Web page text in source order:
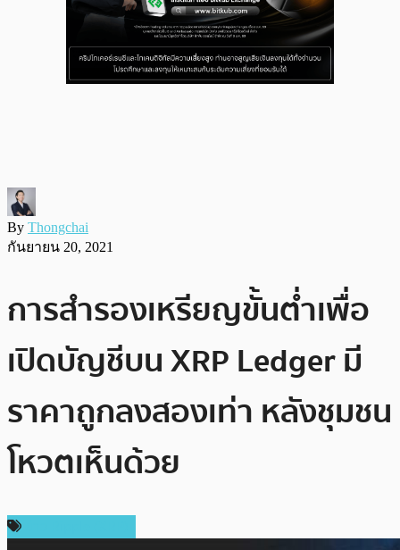
By Thongchai
กันยายน 20, 2021
การสำรองเหรียญขั้นต่ำเพื่อ
เปิดบัญชีบน XRP Ledger มี
ราคาถูกลงสองเท่า หลังชุมชน
โหวตเห็นด้วย